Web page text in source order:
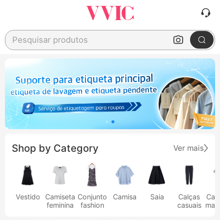
Pesquisar produtos
Shop by Category Ver mais
Vestido
Camiseta
feminina
Conjunto
fashion
Camisa Saia
Calças
casuais